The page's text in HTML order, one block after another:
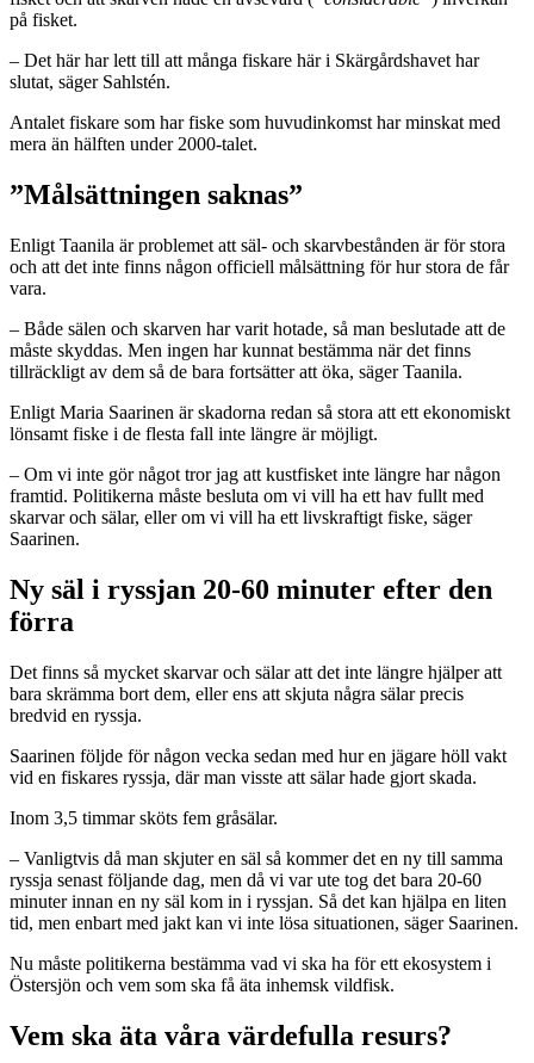
på fisket.
– Det här har lett till att många fiskare här i Skärgårdshavet har
slutat, säger Sahlstén.
Antalet fiskare som har fiske som huvudinkomst har minskat med
mera än hälften under 2000-talet.
”Målsättningen saknas”
Enligt Taanila är problemet att säl- och skarvbestånden är för stora
och att det inte finns någon officiell målsättning för hur stora de får
vara.
– Både sälen och skarven har varit hotade, så man beslutade att de
måste skyddas. Men ingen har kunnat bestämma när det finns
tillräckligt av dem så de bara fortsätter att öka, säger Taanila.
Enligt Maria Saarinen är skadorna redan så stora att ett ekonomiskt
lönsamt fiske i de flesta fall inte längre är möjligt.
– Om vi inte gör något tror jag att kustfisket inte längre har någon
framtid. Politikerna måste besluta om vi vill ha ett hav fullt med
skarvar och sälar, eller om vi vill ha ett livskraftigt fiske, säger
Saarinen.
Ny säl i ryssjan 20-60 minuter efter den
förra
Det finns så mycket skarvar och sälar att det inte längre hjälper att
bara skrämma bort dem, eller ens att skjuta några sälar precis
bredvid en ryssja.
Saarinen följde för någon vecka sedan med hur en jägare höll vakt
vid en fiskares ryssja, där man visste att sälar hade gjort skada.
Inom 3,5 timmar sköts fem gråsälar.
– Vanligtvis då man skjuter en säl så kommer det en ny till samma
ryssja senast följande dag, men då vi var ute tog det bara 20-60
minuter innan en ny säl kom in i ryssjan. Så det kan hjälpa en liten
tid, men enbart med jakt kan vi inte lösa situationen, säger Saarinen.
Nu måste politikerna bestämma vad vi ska ha för ett ekosystem i
Östersjön och vem som ska få äta inhemsk vildfisk.
Vem ska äta våra värdefulla resurs?